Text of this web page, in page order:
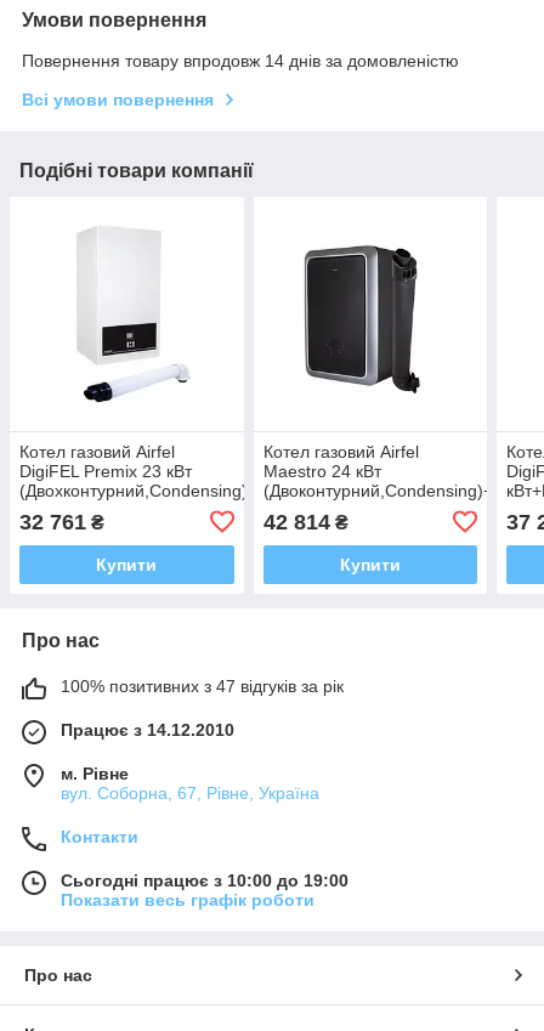
Умови повернення
Повернення товару впродовж 14 днів за домовленістю
Всі умови повернення
Подібні товари компанії
Котел газовий Airfel
DigiFEL Premix 23 кВт
(Двохконтурний,Condensing)+Комплект
димохода 1000
32 761 ₴
Купити
Котел газовий Airfel
Maestro 24 кВт
димоходу 1000 мм,
42 814₴
Купити
37
Про нас
100% позитивних з 47 відгуків за рік
Працює з 14.12.2010
м. Рівне
вул. Соборна, 67, Рівне, Україна
Контакти
Сьогодні працює з 10:00 до 19:00
Показати весь графік роботи
Про нас